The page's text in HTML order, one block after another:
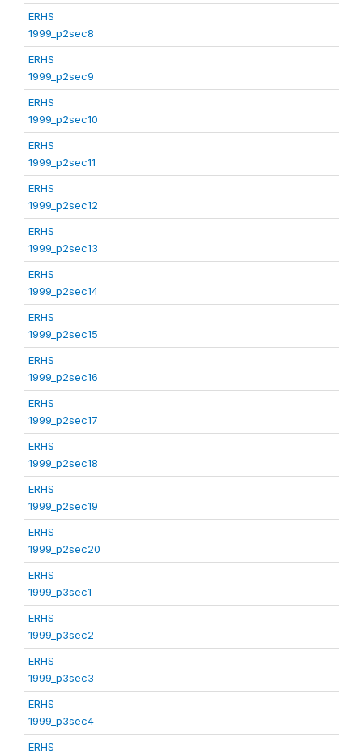
ERHS
1999_p2sec8
ERHS
1999_p2sec9
ERHS
1999_p2sec10
ERHS
1999_p2sec11
ERHS
1999_p2sec12
ERHS
1999_p2sec13
ERHS
1999_p2sec14
ERHS
1999_p2sec15
ERHS
1999_p2sec16
ERHS
1999_p2sec17
ERHS
1999_p2sec18
ERHS
1999_p2sec19
ERHS
1999_p2sec20
ERHS
1999_p3sec1
ERHS
1999_p3sec2
ERHS
1999_p3sec3
ERHS
1999_p3sec4
ERHS